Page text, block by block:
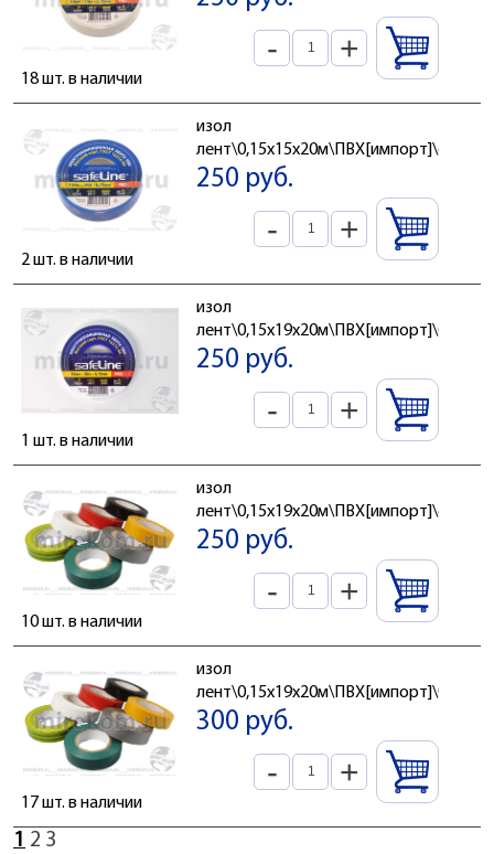
- +
18 шт. в наличии
изол
лент\0,15x15x20м\ПВХ[импорт]\син\
250 руб.
- +
2 шт. в наличии
изол
лент\0,15x19x20м\ПВХ[импорт]\бел\
250 руб.
- +
1 шт. в наличии
изол
лент\0,15x19x20м\ПВХ[импорт]\син\
250 руб.
- +
10 шт. в наличии
изол
лент\0,15x19x20м\ПВХ[импорт]\чер\
300 руб.
- +
17 шт. в наличии
1 2 3